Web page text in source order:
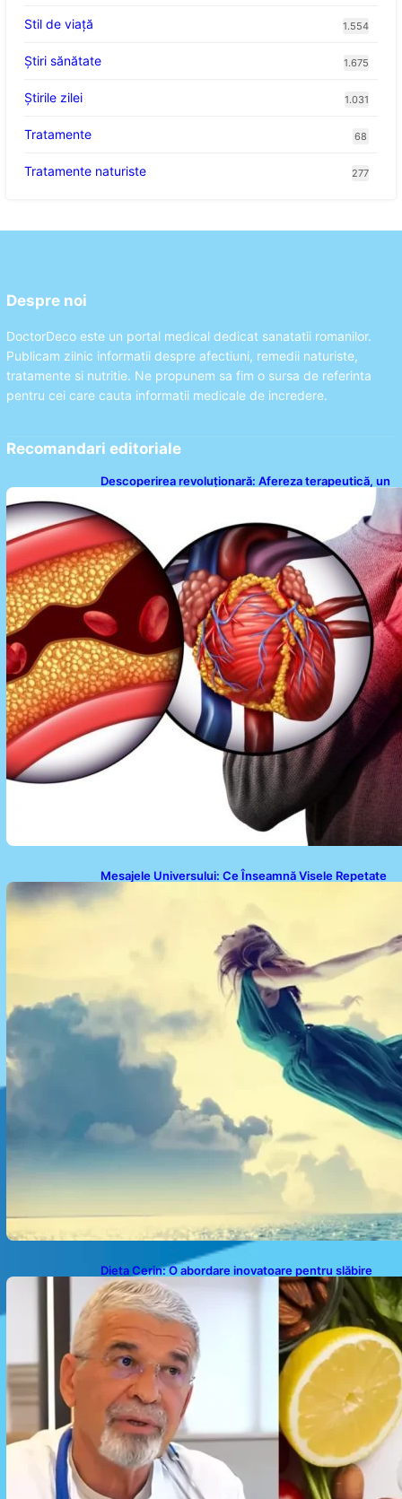
Stil de viaţă 1.554
Ştiri sănătate 1.675
Știrile zilei 1.031
Tratamente 68
Tratamente naturiste 277
Despre noi
DoctorDeco este un portal medical dedicat sanatatii romanilor.
Publicam zilnic informatii despre afectiuni, remedii naturiste,
tratamente si nutritie. Ne propunem sa fim o sursa de referinta
pentru cei care cauta informatii medicale de incredere.
Recomandari editoriale
Descoperirea revoluționară: Afereza terapeutică, un
Mesajele Universului: Ce Înseamnă Visele Repetate
Dieta Cerin: O abordare inovatoare pentru slăbire
fără senzația de foame